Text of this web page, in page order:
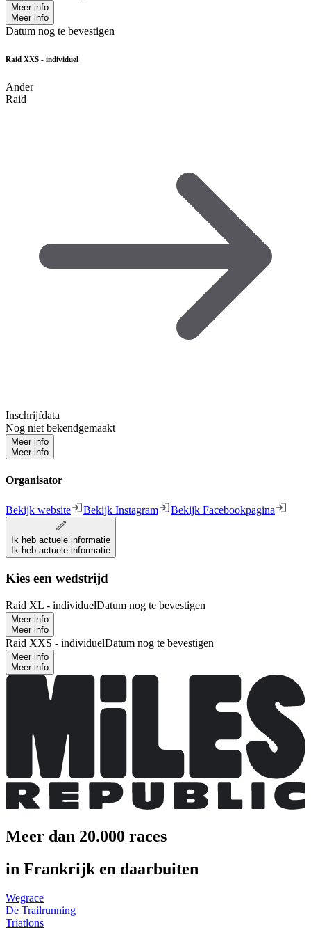
Meer info
Meer info
Datum nog te bevestigen
Raid XXS - individuel
Ander
Raid
Inschrijfdata
Nog niet bekendgemaakt
Meer info
Meer info
Organisator
Bekijk website Bekijk Instagram Bekijk Facebookpagina
Ik heb actuele informatie
Ik heb actuele informatie
Kies een wedstrijd
Raid XL - individuelDatum nog te bevestigen
Meer info
Meer info
Raid XXS - individuelDatum nog te bevestigen
Meer info
Meer info
Meer dan 20.000 races
in Frankrijk en daarbuiten
Wegrace
De Trailrunning
Triatlons